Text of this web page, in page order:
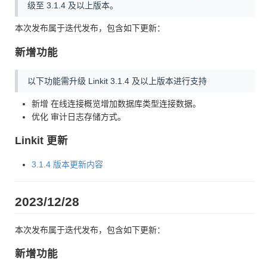
级至 3.1.4 及以上版本。
本次发布属于迭代发布，包含如下更新：
新增功能
以下功能需升级 Linkit 3.1.4 及以上版本进行支持
新增 在线连接概览增加数据库类型连接数据。
优化 审计日志存储方式。
Linkit 更新
3.1.4 版本更新内容
2023/12/28
本次发布属于迭代发布，包含如下更新：
新增功能